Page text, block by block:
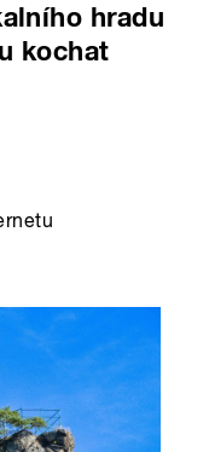
hradu
kochat